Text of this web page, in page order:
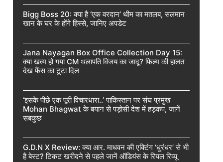
Bigg Boss 20: क्या है ‘एक वरदान’ थीम का मतलब, सलमान
खान के घर के होंगे हिस्से, जानिए अपडेट
Jana Nayagan Box Office Collection Day 15:
क्या खत्म हो गया CM थलापति विजय का जादू? फिल्म की हालत
देख फैंस का टूटा दिल
‘इसके पीछे एक पूरी विचारधारा..’ पाकिस्तान पर संघ प्रमुख
Mohan Bhagwat के बयान से पड़ोसी देश में हड़कंप, जानें
सबकुछ
G.D.N X Review: क्या आर. माधवन की एक्टिंग ‘धुरंधर’ से भी
है बेस्ट? टिकट खरीदने से पहले जानें ऑडियंस के रियल रिव्यू